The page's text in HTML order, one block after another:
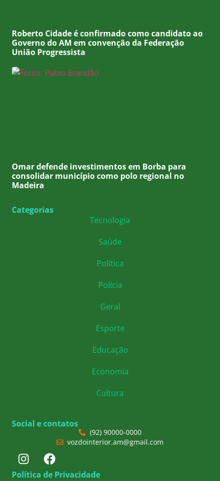
Roberto Cidade é confirmado como candidato ao
Governo do AM em convenção da Federação
União Progressista
Omar defende investimentos em Borba para
consolidar município como polo regional no
Madeira
Categorias
Tecnologia
Saúde
Política
Polícia
Geral
Esporte
Educação
Economia
Cultura
Social e contatos
(92) 90000-0000
vozdointerior.am@gmail.com
Política de Privacidade